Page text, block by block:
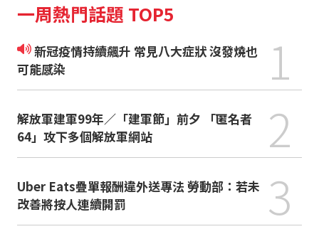
一周熱門話題 TOP5
新冠疫情持續飆升 常見八大症狀 沒發燒也
可能感染
1
解放軍建軍99年／「建軍節」前夕 「匿名者
64」攻下多個解放軍網站
2
Uber Eats疊單報酬違外送專法 勞動部：若未
改善將按人連續開罰
3